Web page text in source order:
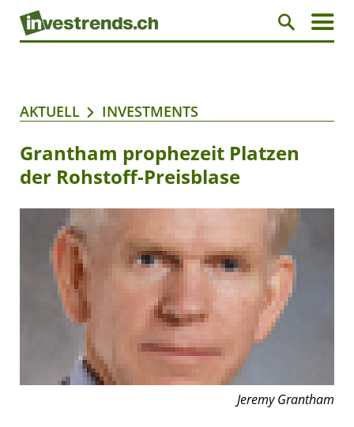
AKTUELL INVESTMENTS
Grantham prophezeit Platzen
der Rohstoff-Preisblase
Jeremy Grantham